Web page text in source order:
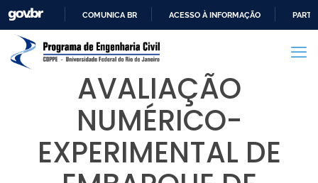
PARA
CONTEÚDO
COMUNICA BR ACESSO À INFORMAÇÃO
AVALIAÇÃO
NUMÉRICO-
EXPERIMENTAL DE